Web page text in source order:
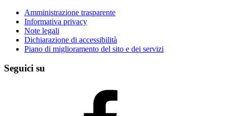
Amministrazione trasparente
Informativa privacy
Note legali
Dichiarazione di accessibilità
Piano di miglioramento del sito e dei servizi
Seguici su